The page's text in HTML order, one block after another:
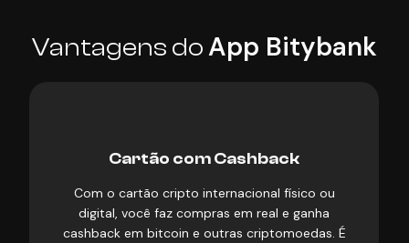
Vantagens doApp Bitybank
Cartão com Cashback
Com o cartão cripto internacional físico ou
digital, você faz compras em real e ganha
cashback em bitcoin e outras criptomoedas. É